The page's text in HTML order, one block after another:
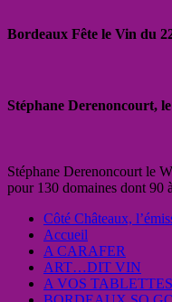
Bordeaux Fête le Vin du
Stéphane Derenoncourt,
Stéphane Derenoncourt le
pour 130 domaines dont 90
Côté Châteaux,
Accueil
A CARAFER
ART…DIT VIN
A VOS TABLETTES